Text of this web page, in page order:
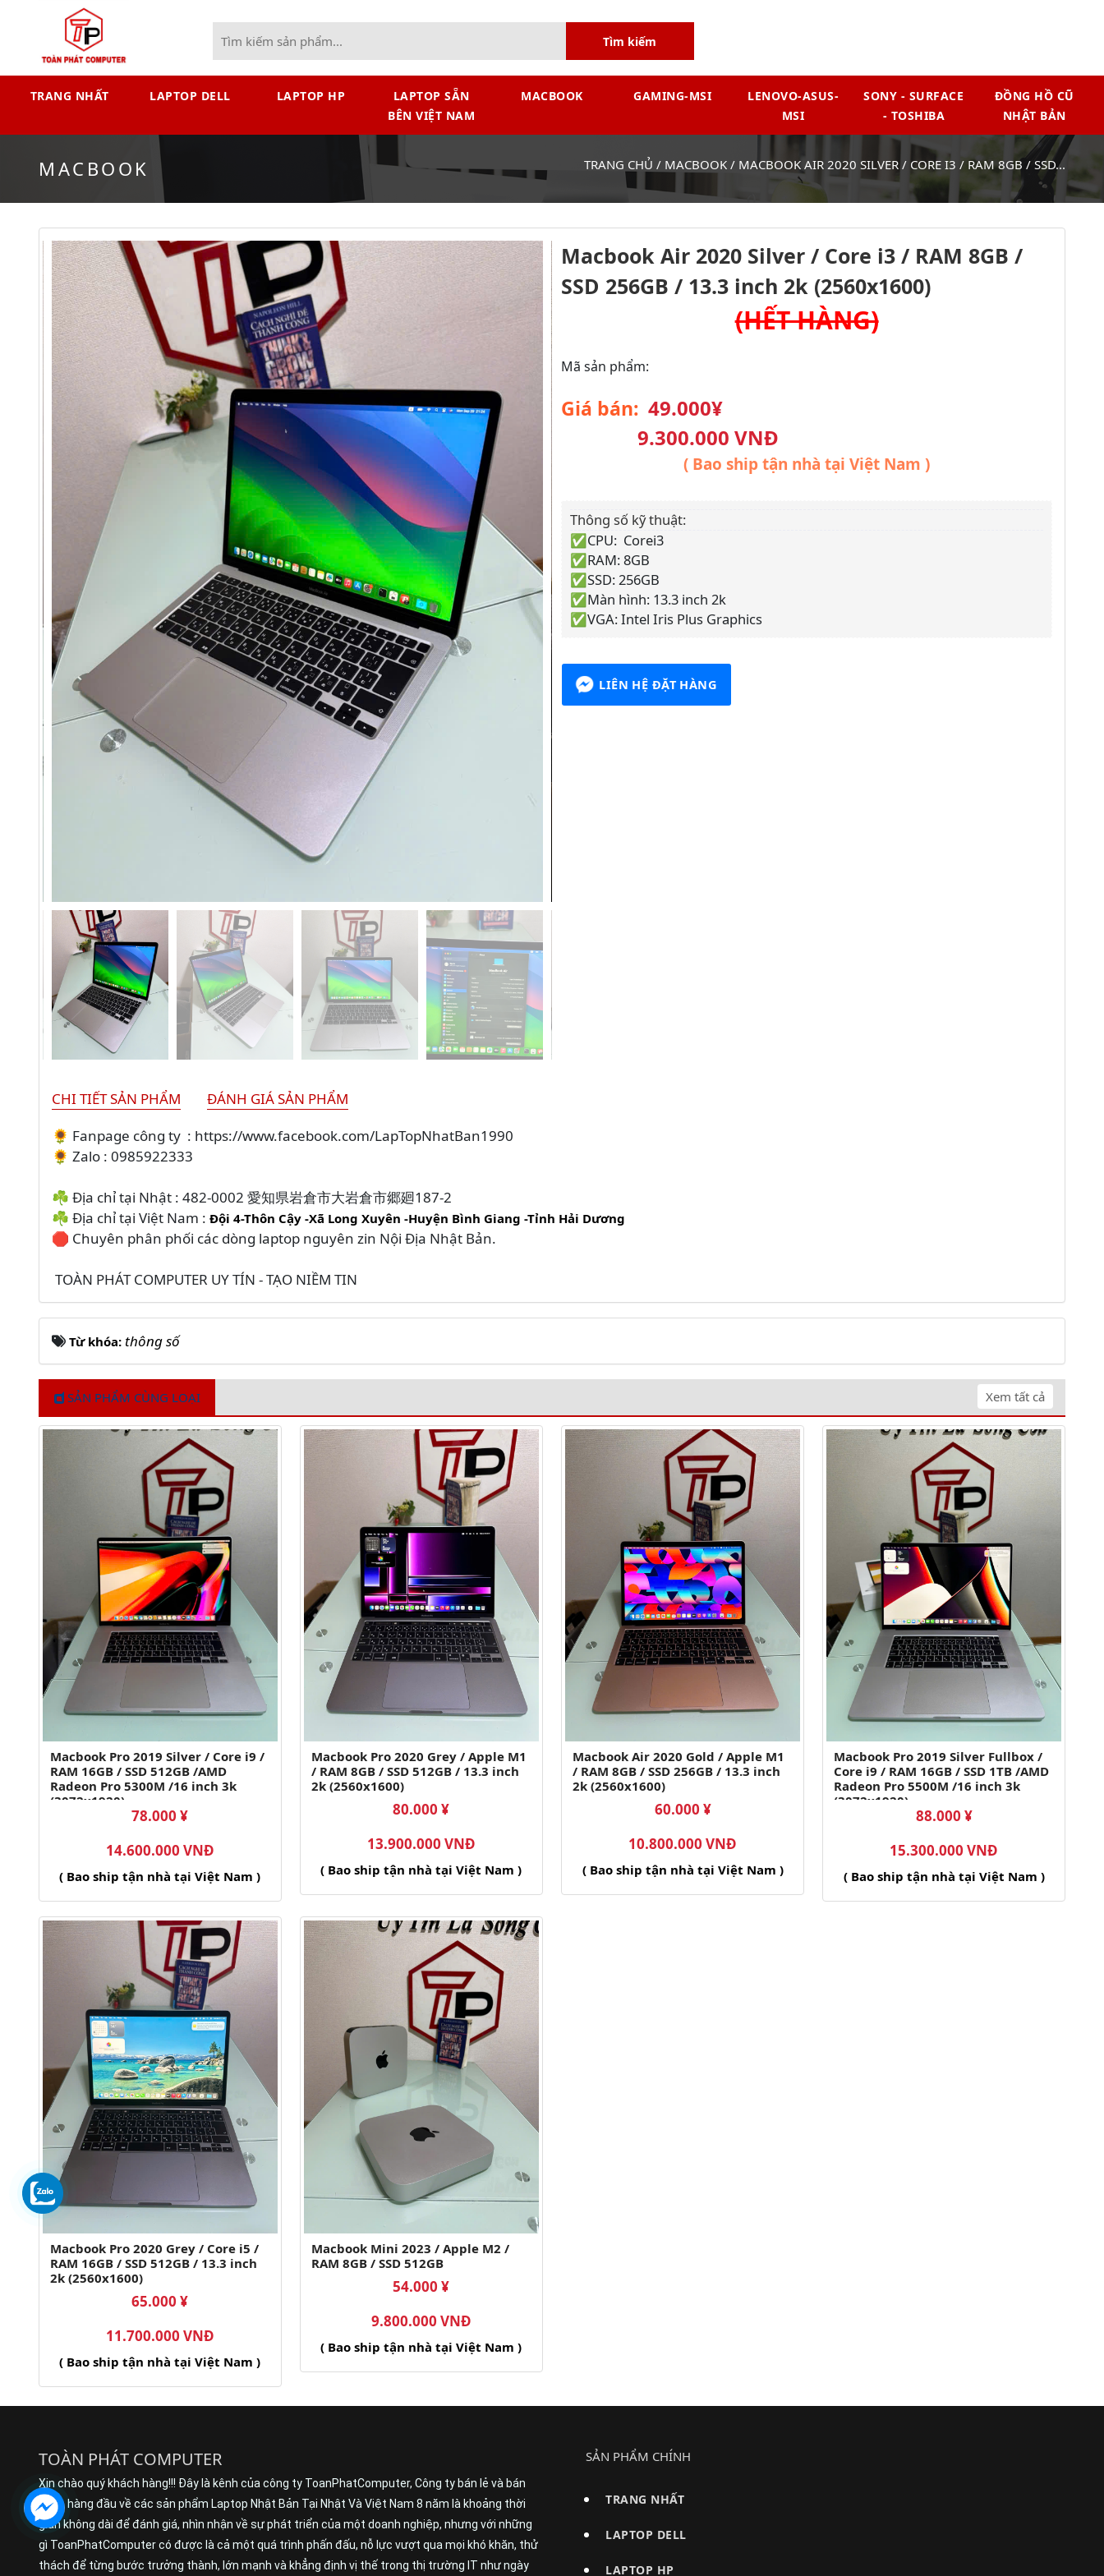
Tìm kiếm
TRANG NHẤT LAPTOP DELL LAPTOP HP
LAPTOP SẴN
BÊN VIỆT NAM
MACBOOK GAMING-MSI
LENOVO-ASUS-
MSI
SONY - SURFACE
- TOSHIBA
ĐỒNG HỒ CŨ
NHẬT BẢN
MACBOOK TRANG CHỦ / MACBOOK / MACBOOK AIR 2020 SILVER / CORE I3 / RAM 8GB / SSD...
Macbook Air 2020 Silver / Core i3 / RAM 8GB /
SSD 256GB / 13.3 inch 2k (2560x1600)
(HẾT HÀNG)
Mã sản phẩm:
Giá bán: 49.000¥
9.300.000 VNĐ
( Bao ship tận nhà tại Việt Nam )
Thông số kỹ thuật:
✅CPU: Corei3
✅RAM: 8GB
✅SSD: 256GB
✅Màn hình: 13.3 inch 2k
✅VGA: Intel Iris Plus Graphics
LIÊN HỆ ĐẶT HÀNG
CHI TIẾT SẢN PHẨM
ĐÁNH GIÁ SẢN PHẨM
🌻 Fanpage công ty : https://www.facebook.com/LapTopNhatBan1990
🌻 Zalo : 0985922333
☘️ Địa chỉ tại Nhật : 482-0002 愛知県岩倉市大岩倉市郷廻187-2
☘️ Địa chỉ tại Việt Nam : Đội 4-Thôn Cậy -Xã Long Xuyên -Huyện Bình Giang -Tỉnh Hải Dương
🛑 Chuyên phân phối các dòng laptop nguyên zin Nội Địa Nhật Bản.
TOÀN PHÁT COMPUTER UY TÍN - TẠO NIỀM TIN
Từ khóa: thông số
SẢN PHẨM CÙNG LOẠI Xem tất cả
Macbook Pro 2019 Silver / Core i9 /
RAM 16GB / SSD 512GB /AMD
Radeon Pro 5300M /16 inch 3k
(3072x1920)
78.000 ¥
14.600.000 VNĐ
( Bao ship tận nhà tại Việt Nam )
Macbook Pro 2020 Grey / Apple M1
/ RAM 8GB / SSD 512GB / 13.3 inch
2k (2560x1600)
80.000 ¥
13.900.000 VNĐ
( Bao ship tận nhà tại Việt Nam )
Macbook Air 2020 Gold / Apple M1
/ RAM 8GB / SSD 256GB / 13.3 inch
2k (2560x1600)
60.000 ¥
10.800.000 VNĐ
( Bao ship tận nhà tại Việt Nam )
Macbook Pro 2019 Silver Fullbox /
Core i9 / RAM 16GB / SSD 1TB /AMD
Radeon Pro 5500M /16 inch 3k
(3072x1920)
88.000 ¥
15.300.000 VNĐ
( Bao ship tận nhà tại Việt Nam )
Macbook Pro 2020 Grey / Core i5 /
RAM 16GB / SSD 512GB / 13.3 inch
2k (2560x1600)
65.000 ¥
11.700.000 VNĐ
( Bao ship tận nhà tại Việt Nam )
Macbook Mini 2023 / Apple M2 /
RAM 8GB / SSD 512GB
54.000 ¥
9.800.000 VNĐ
( Bao ship tận nhà tại Việt Nam )
TOÀN PHÁT COMPUTER
Xin chào quý khách hàng!!! Đây là kênh của công ty ToanPhatComputer, Công ty bán lẻ và bán
buôn hàng đầu về các sản phẩm Laptop Nhật Bản Tại Nhật Và Việt Nam 8 năm là khoảng thời
gian không dài để đánh giá, nhìn nhận về sự phát triển của một doanh nghiệp, nhưng với những
gì ToanPhatComputer có được là cả một quá trình phấn đấu, nỗ lực vượt qua mọi khó khăn, thử
thách để từng bước trưởng thành, lớn mạnh và khẳng định vị thế trong thị trường IT như ngày
SẢN PHẨM CHÍNH
TRANG NHẤT
LAPTOP DELL
LAPTOP HP